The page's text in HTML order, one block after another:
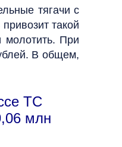
тягачи с
такой
При
В общем,
ТС
млн